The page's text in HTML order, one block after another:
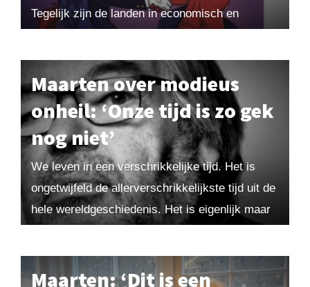
Tegelijk zijn de landen in economisch en
Maarten over modieus
onheil: ‘Onze tijd is zo gek
nog niet’
We leven in een verschrikkelijke tijd. Het is
ongetwijfeld de allerverschrikkelijkste tijd uit de
hele wereldgeschiedenis. Het is eigenlijk maar
Maarten: ‘Dit is een